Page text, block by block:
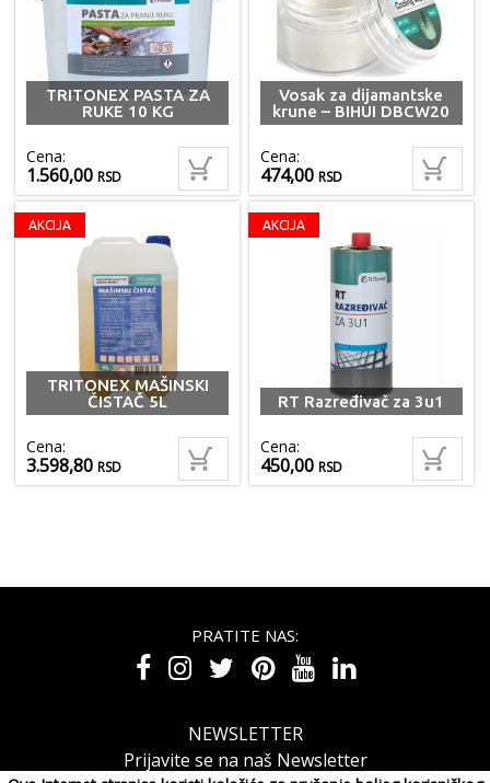
TRITONEX PASTA ZA
RUKE 10 KG
Cena:
1.560,00RSD
Vosak za dijamantske
krune – BIHUI DBCW20
Cena:
474,00RSD
AKCIJA
TRITONEX MAŠINSKI
ČISTAČ 5L
Cena:
3.598,80RSD
AKCIJA
RT Razređivač za 3u1
Cena:
450,00RSD
PRATITE NAS:
NEWSLETTER
Prijavite se na naš Newsletter